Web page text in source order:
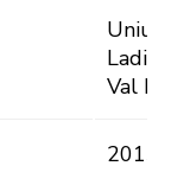
Uniun
Ladins
Val
2013